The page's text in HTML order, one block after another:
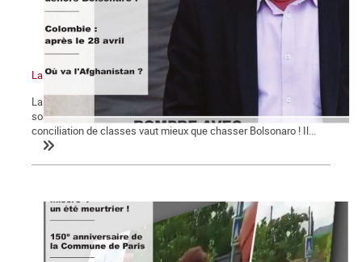
La Commune n°129
La chute de Kaboul : où va l’Afghanistan ? « Dehors Duque et tout
son gouvernement ! ». Pour le Parti des Travailleurs et Lula, la
conciliation de classes vaut mieux que chasser Bolsonaro ! Il...